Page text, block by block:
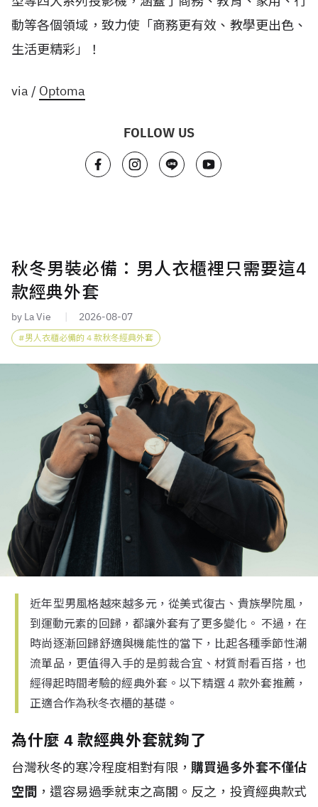
動等各個領域，致力使「商務更有效、教學更出色、
生活更精彩」！
via / Optoma
FOLLOW US
秋冬男裝必備：男人衣櫃裡只需要這4
款經典外套
by La Vie 2026-08-07
男人衣櫃必備的 4 款秋冬經典外套
近年型男風格越來越多元，從美式復古、貴族學院風，
到運動元素的回歸，都讓外套有了更多變化。 不過，在
時尚逐漸回歸舒適與機能性的當下，比起各種季節性潮
流單品，更值得入手的是剪裁合宜、材質耐看百搭，也
經得起時間考驗的經典外套。以下精選 4 款外套推薦，
正適合作為秋冬衣櫃的基礎。
為什麼 4 款經典外套就夠了
台灣秋冬的寒冷程度相對有限， 購買過多外套不僅佔
空間 ，還容易過季就束之高閣。反之，投資經典款式